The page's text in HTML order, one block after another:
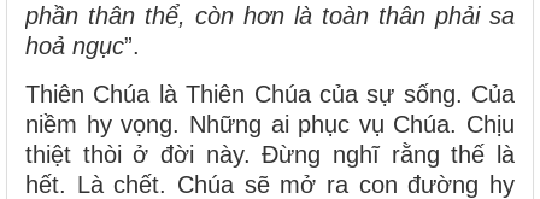
phần thân thể, còn hơn là toàn thân phải sa
hoả ngục”.
Thiên Chúa là Thiên Chúa của sự sống. Của
niềm hy vọng. Những ai phục vụ Chúa. Chịu
thiệt thòi ở đời này. Đừng nghĩ rằng thế là
hết. Là chết. Chúa sẽ mở ra con đường hy